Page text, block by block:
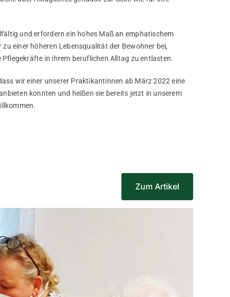
und erfordern ein hohes Maß an emphatischem
einer höheren Lebensqualität der Bewohner bei,
in ihrem beruflichen Alltag zu entlasten.
wir einer unserer Praktikantinnen ab März 2022 eine
konnten und heißen sie bereits jetzt in unserem
Zum Artikel